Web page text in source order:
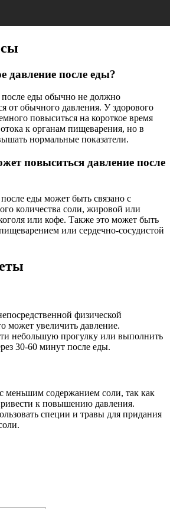
давление после еды?
еды обычно не должно
от обычного давления. У здорового
повыситься на короткое время
к органам пищеварения, но в
нормальные показатели.
повыситься давление после
еды может быть связано с
количества соли, жировой или
или кофе. Также это может быть
или сердечно-сосудистой
физической
может увеличить давление.
небольшую прогулку или выполнить
30-60 минут после еды.
меньшим содержанием соли, так как
к повышению давления.
специи и травы для придания